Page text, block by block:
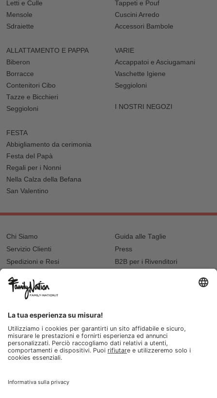
Letti e Culle
Mensole
Sdraiette
Tappeti e Pouf
Cuscini Arredo
Accessori Bambole
ALLATTAMENTO E PAPPA
Biberon
Borracce
Contenitori Cibo
Tazze e Bicchieri
Seggioloni
VARIE
Accappatoi e Asciugamani
Vaschette Igiene
Seggioloni
I NOSTRI NEGOZI
FESTA
Abbigliamento da cerimonia
Festa del Papà
Regali per i Nonni
Nella Calza della Befana
San Valentino
Chi Siamo
Servizio Clienti
Spedizioni e Resi
Recupero password?
Lista regalo e nascita
Guida alle Taglie
Press
B2B per i Rivenditori